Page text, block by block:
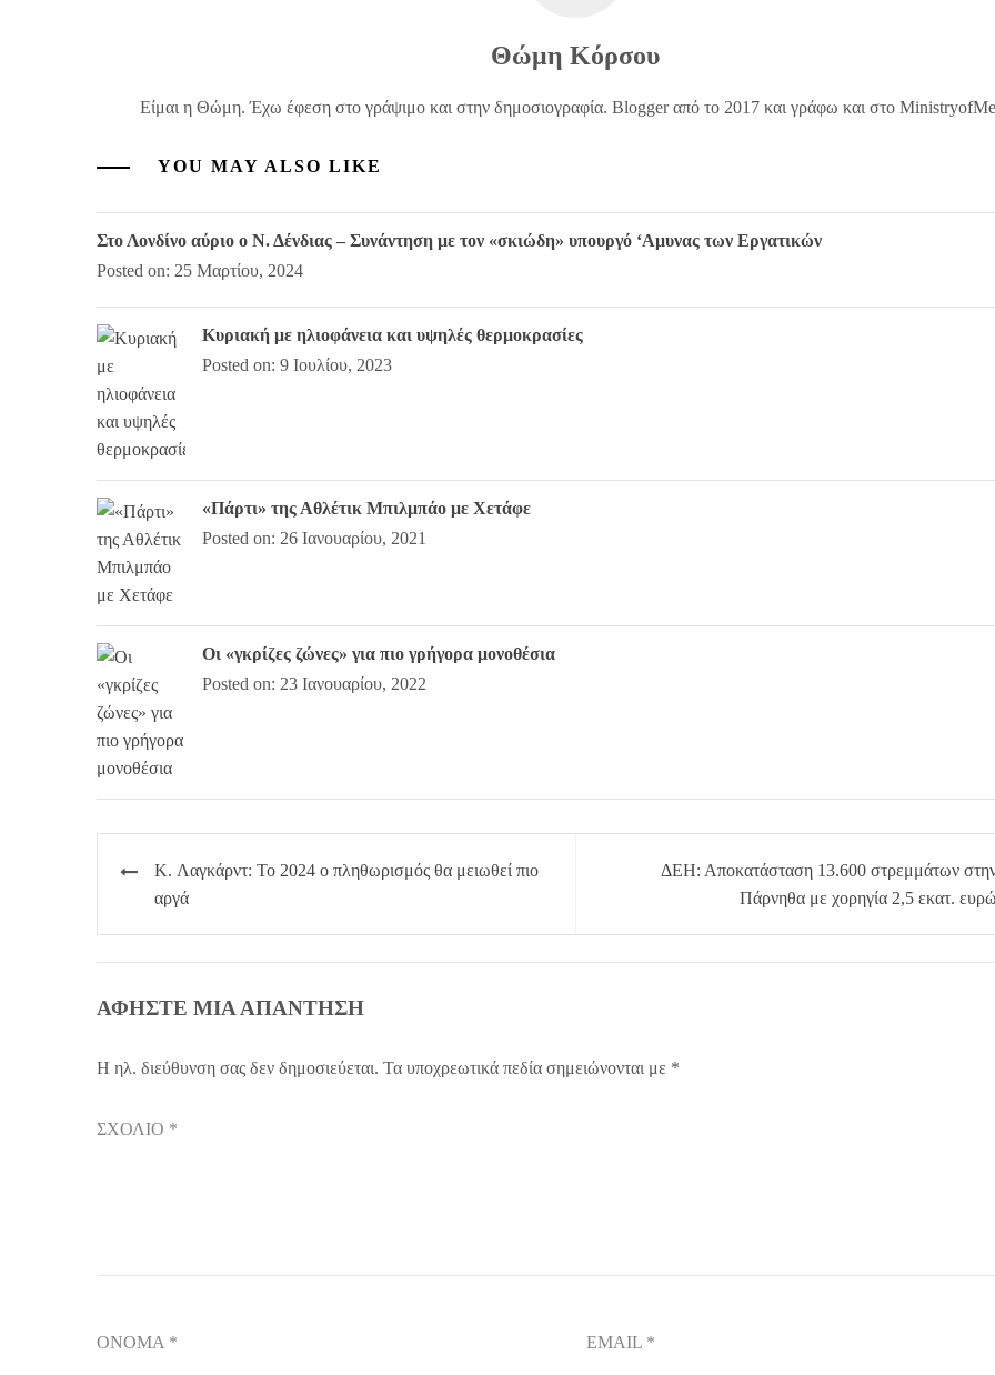
Θώμη Κόρσου
Είμαι η Θώμη. Έχω έφεση στο γράψιμο και στην δημοσιογραφία. Blogger από το 2017 και γράφω και στο
YOU MAY ALSO LIKE
Στο Λονδίνο αύριο ο Ν. Δένδιας – Συνάντηση με τον «σκιώδη» υπουργό ‘Αμυνας των Εργατικών
Posted on: 25 Μαρτίου, 2024
Κυριακή με ηλιοφάνεια και υψηλές θερμοκρασίες
Posted on: 9 Ιουλίου, 2023
«Πάρτι» της Αθλέτικ Μπιλμπάο με Χετάφε
Posted on: 26 Ιανουαρίου, 2021
Οι «γκρίζες ζώνες» για πιο γρήγορα μονοθέσια
Posted on: 23 Ιανουαρίου, 2022
Πλοήγηση
άρθρων
K. Λαγκάρντ: Το 2024 ο πληθωρισμός θα μειωθεί πιο
αργά
ΔΕΗ: Αποκατάσταση 13.600 στρεμμάτων
Πάρνηθα με χορηγία 2,5 εκατ.
ΑΦΉΣΤΕ ΜΙΑ ΑΠΆΝΤΗΣΗ
Η ηλ. διεύθυνση σας δεν δημοσιεύεται. Τα υποχρεωτικά πεδία σημειώνονται με *
ΣΧΌΛΙΟ *
ΌΝΟΜΑ * EMAIL *